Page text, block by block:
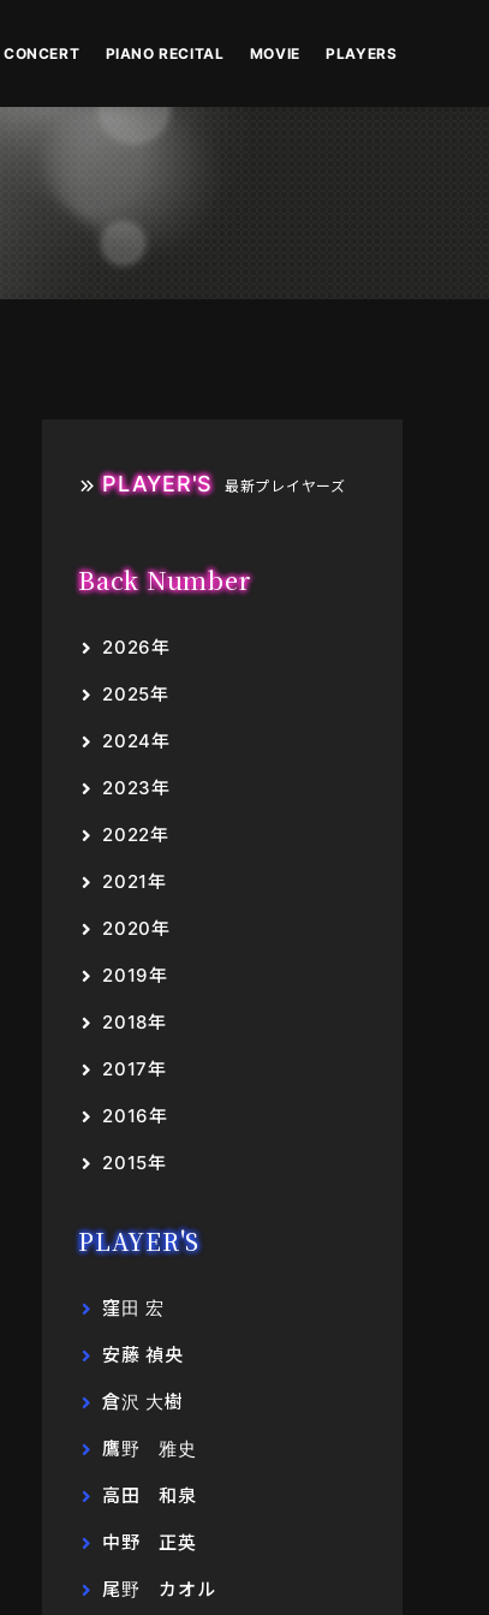
CONCERT PIANO RECITAL MOVIE PLAYERS
PLAYER'S 最新プレイヤーズ
Back Number
2026年
2025年
2024年
2023年
2022年
2021年
2020年
2019年
2018年
2017年
2016年
2015年
PLAYER'S
窪田 宏
安藤 禎央
倉沢 大樹
鷹野 雅史
高田 和泉
中野 正英
尾野 カオル